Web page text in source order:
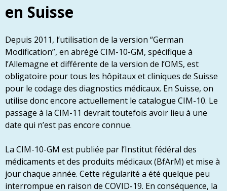
en Suisse
Depuis 2011, l’utilisation de la version “German
Modification”, en abrégé CIM-10-GM, spécifique à
l’Allemagne et différente de la version de l’OMS, est
obligatoire pour tous les hôpitaux et cliniques de Suisse
pour le codage des diagnostics médicaux. En Suisse, on
utilise donc encore actuellement le catalogue CIM-10. Le
passage à la CIM-11 devrait toutefois avoir lieu à une
date qui n’est pas encore connue.
La CIM-10-GM est publiée par l’Institut fédéral des
médicaments et des produits médicaux (BfArM) et mise à
jour chaque année. Cette régularité a été quelque peu
interrompue en raison de COVID-19. En conséquence, la